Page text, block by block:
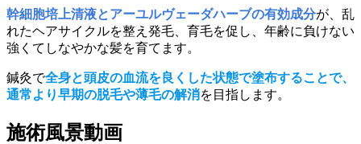
幹細胞培上清液とアーユルヴェーダハーブの有効成分が、乱
れたヘアサイクルを整え発毛、育毛を促し、年齢に負けない
強くてしなやかな髪を育てます。
鍼灸で全身と頭皮の血流を良くした状態で塗布することで、
通常より早期の脱毛や薄毛の解消を目指します。
施術風景動画